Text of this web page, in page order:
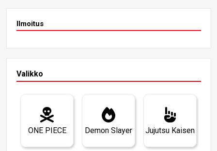
Ilmoitus
Valikko
ONE PIECE Demon Slayer Jujutsu Kaisen